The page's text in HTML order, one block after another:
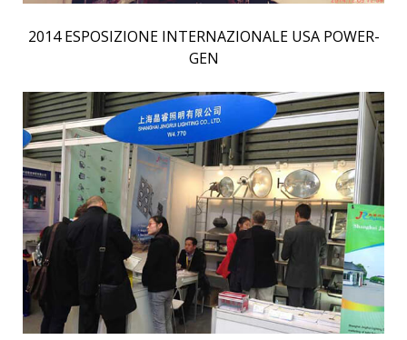
2014 ESPOSIZIONE INTERNAZIONALE USA POWER-
GEN